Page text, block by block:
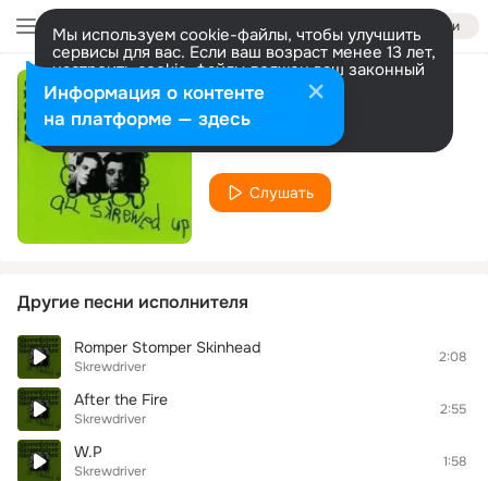
Войти
Мы используем cookie-файлы, чтобы улучшить
сервисы для вас. Если ваш возраст менее 13 лет,
настроить cookie-файлы должен ваш законный
представитель. Больше информации
Разрешить все Настроить
Snow Fell
Skrewdriver
Слушать
Другие песни исполнителя
Romper Stomper Skinhead
Skrewdriver
2:08
After the Fire
Skrewdriver
2:55
W.P
Skrewdriver
1:58
Информация о контенте
на платформе — здесь